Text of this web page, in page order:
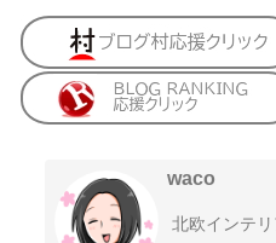
waco
北欧インテ